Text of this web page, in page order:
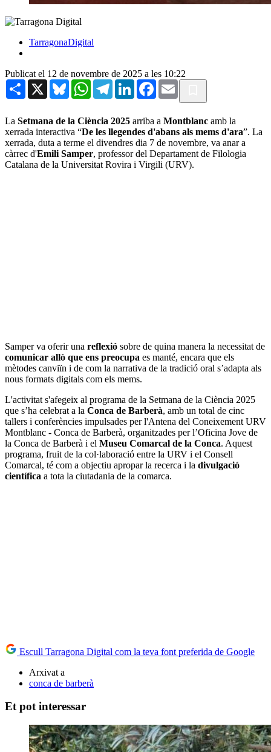
TarragonaDigital
Publicat el 12 de novembre de 2025 a les 10:22
Share X BlueskyWhatsAppTelegramLinkedInFacebook
Email
La Setmana de la Ciència 2025 arriba a Montblanc amb la
xerrada interactiva “De les llegendes d'abans als mems d'ara”. La
xerrada, duta a terme el divendres dia 7 de novembre, va anar a
càrrec d'Emili Samper, professor del Departament de Filologia
Catalana de la Universitat Rovira i Virgili (URV).
Samper va oferir una reflexió sobre de quina manera la necessitat de
comunicar allò que ens preocupa es manté, encara que els
mètodes canviïn i de com la narrativa de la tradició oral s’adapta als
nous formats digitals com els mems.
L'activitat s'afegeix al programa de la Setmana de la Ciència 2025
que s’ha celebrat a la Conca de Barberà, amb un total de cinc
tallers i conferències impulsades per l'Antena del Coneixement URV
Montblanc - Conca de Barberà, organitzades per l’Oficina Jove de
la Conca de Barberà i el Museu Comarcal de la Conca. Aquest
programa, fruit de la col·laboració entre la URV i el Consell
Comarcal, té com a objectiu apropar la recerca i la divulgació
científica a tota la ciutadania de la comarca.
Escull Tarragona Digital com la teva font preferida de Google
Arxivat a
conca de barberà
Et pot interessar